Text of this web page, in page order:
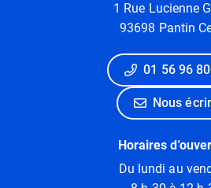
1 Rue Lucienne
93698 Pantin
01 56 96
Nous
Horaires
Du lundi au